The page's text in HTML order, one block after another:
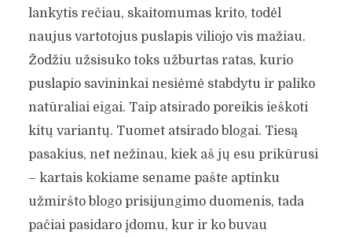
lankytis rečiau, skaitomumas krito, todėl
naujus vartotojus puslapis viliojo vis mažiau.
Žodžiu užsisuko toks užburtas ratas, kurio
puslapio savininkai nesiėmė stabdytu ir paliko
natūraliai eigai. Taip atsirado poreikis ieškoti
kitų variantų. Tuomet atsirado blogai. Tiesą
pasakius, net nežinau, kiek aš jų esu prikūrusi
– kartais kokiame sename pašte aptinku
užmiršto blogo prisijungimo duomenis, tada
pačiai pasidaro įdomu, kur ir ko buvau